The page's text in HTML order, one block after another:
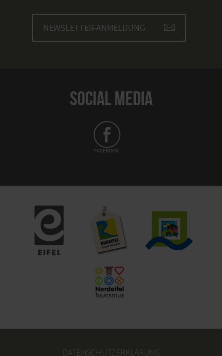
NEWSLETTER-ANMELDUNG
SOCIAL MEDIA
FACEBOOK
DATENSCHUTZERKLÄRUNG